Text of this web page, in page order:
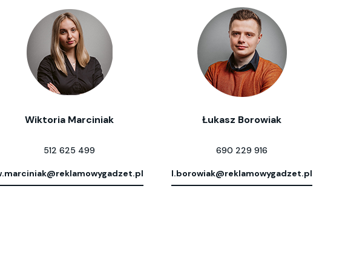
Wiktoria Marciniak
512 625 499
Łukasz Borowiak
690 229 916
l.borowiak@reklamowygadzet.pl